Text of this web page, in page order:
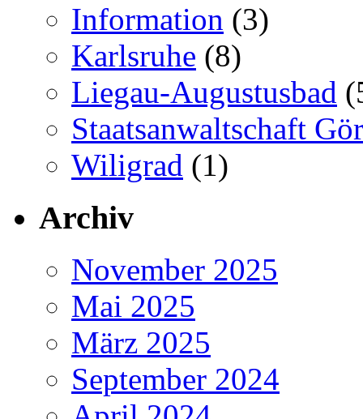
Information (3)
Karlsruhe (8)
Liegau-Augustusbad
Staatsanwaltschaft
Wiligrad (1)
Archiv
November 2025
Mai 2025
März 2025
September 2024